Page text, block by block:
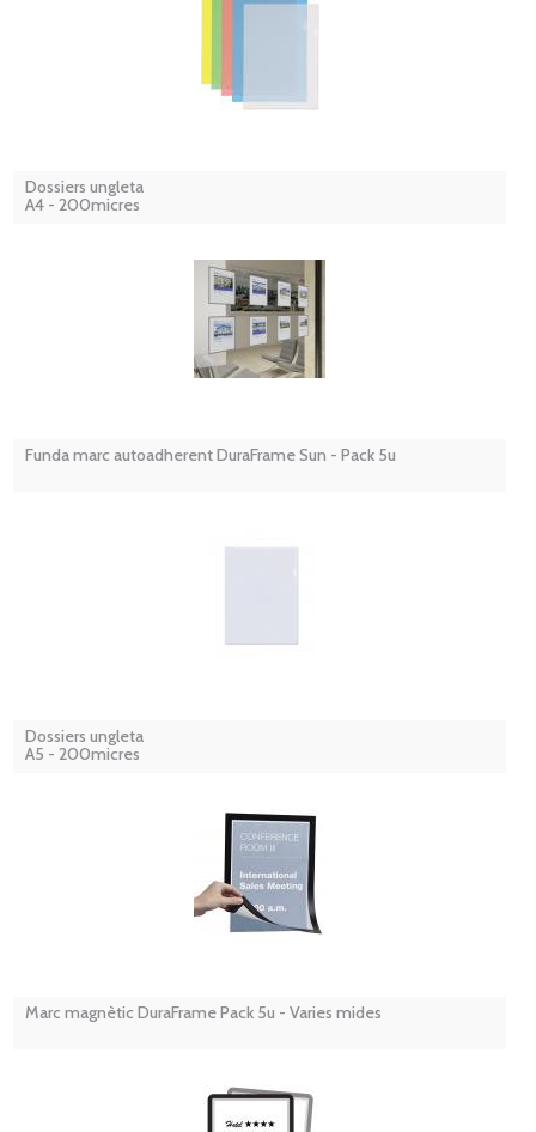
Dossiers ungleta
A4 - 200micres
Funda marc autoadherent DuraFrame Sun - Pack 5u
Dossiers ungleta
A5 - 200micres
Marc magnètic DuraFrame Pack 5u - Varies mides